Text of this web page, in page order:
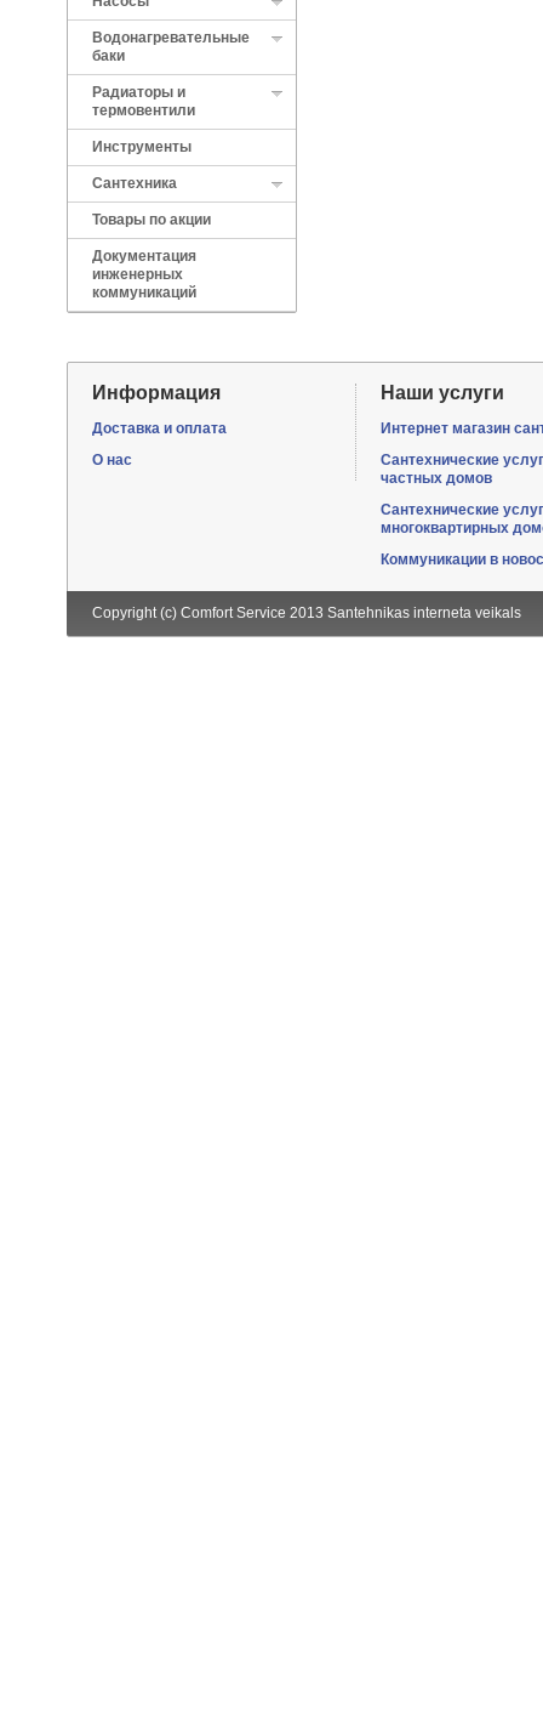
Водонагревательные
баки
Радиаторы и
термовентили
Инструменты
Сантехника
Товары по акции
Документация
инженерных
коммуникаций
Информация
Доставка и оплата
О нас
Наши услуги
Интернет магазин
Сантехнические
частных домов
Сантехнические
многоквартирных
Коммуникации в
Copyright (c) Comfort Service 2013 Santehnikas interneta veikals